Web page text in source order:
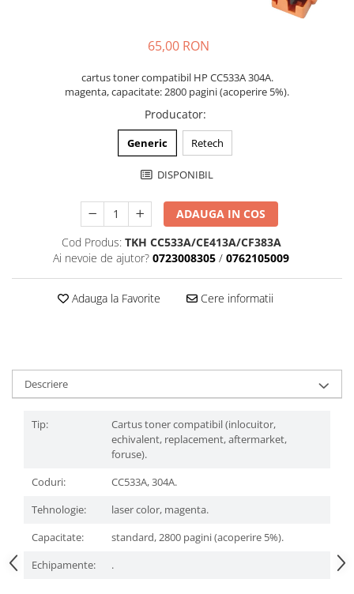
65,00 RON
cartus toner compatibil HP CC533A 304A.
magenta, capacitate: 2800 pagini (acoperire 5%).
Producator:
Generic Retech
DISPONIBIL
ADAUGA IN COS
Cod Produs: TKH CC533A/CE413A/CF383A
Ai nevoie de ajutor? 0723008305 / 0762105009
Adauga la Favorite Cere informatii
Descriere
Tip:
Cartus toner compatibil (inlocuitor,
echivalent, replacement, aftermarket,
foruse).
Coduri:
CC533A, 304A.
Tehnologie:
laser color, magenta.
Capacitate:
standard, 2800 pagini (acoperire 5%).
Echipamente:
.